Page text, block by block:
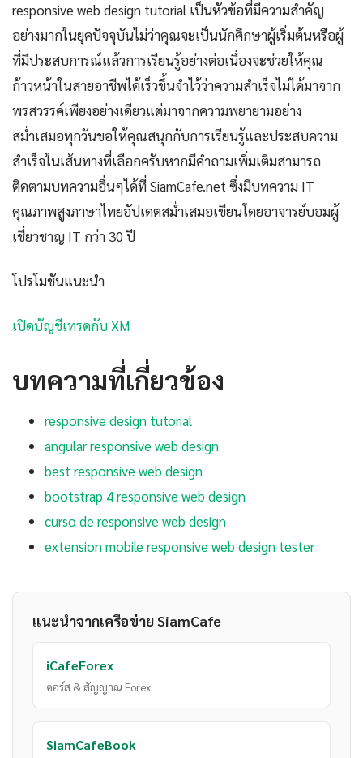
responsive web design tutorial เป็นหัวข้อที่มีความสำคัญ
อย่างมากในยุคปัจจุบันไม่ว่าคุณจะเป็นนักศึกษาผู้เริ่มต้นหรือผู้
ที่มีประสบการณ์แล้วการเรียนรู้อย่างต่อเนื่องจะช่วยให้คุณ
ก้าวหน้าในสายอาชีพได้เร็วขึ้นจำไว้ว่าความสำเร็จไม่ได้มาจาก
พรสวรรค์เพียงอย่างเดียวแต่มาจากความพยายามอย่าง
สม่ำเสมอทุกวันขอให้คุณสนุกกับการเรียนรู้และประสบความ
สำเร็จในเส้นทางที่เลือกครับหากมีคำถามเพิ่มเติมสามารถ
ติดตามบทความอื่นๆได้ที่ SiamCafe.net ซึ่งมีบทความ IT
คุณภาพสูงภาษาไทยอัปเดตสม่ำเสมอเขียนโดยอาจารย์บอมผู้
เชี่ยวชาญ IT กว่า 30 ปี
โปรโมชันแนะนำ
เปิดบัญชีเทรดกับ XM
บทความที่เกี่ยวข้อง
responsive design tutorial
angular responsive web design
best responsive web design
bootstrap 4 responsive web design
curso de responsive web design
extension mobile responsive web design tester
แนะนำจากเครือข่าย SiamCafe
iCafeForex
คอร์ส & สัญญาณ Forex
SiamCafeBook